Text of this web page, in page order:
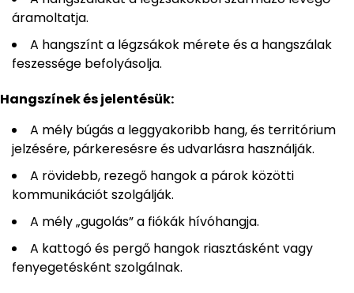
áramoltatja.
A hangszínt a légzsákok mérete és a hangszálak
feszessége befolyásolja.
Hangszínek és jelentésük:
A mély búgás a leggyakoribb hang, és territórium
jelzésére, párkeresésre és udvarlásra használják.
A rövidebb, rezegő hangok a párok közötti
kommunikációt szolgálják.
A mély „gugolás” a fiókák hívóhangja.
A kattogó és pergő hangok riasztásként vagy
fenyegetésként szolgálnak.